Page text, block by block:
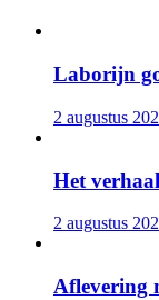
Laborijn
2 augustus
Het
2 augustus
Aflevering